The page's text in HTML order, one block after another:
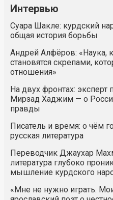
Интервью
Суара Шакле: курдский
общая история борьбы
Андрей Алфёров: «Наука,
становятся скрепами,
отношения»
На двух фронтах:
Мирзад Хаджим — о
правды
Писатель и время: о чём
русская литература
Переводчик Джаухар
литература глубоко
мышление курдского
«Мне не нужно играть.